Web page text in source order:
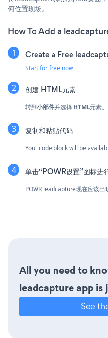
何位置现场。
How To Add a
Create a Free
Start for free now
创建 HTML元素
转到小部件并选择 HTML元素。
复制和粘贴代码
Your code block will be
单击“POWR设置”图标进
POWR leadcapture现在应该出
All you need to
leadcapture app is
See